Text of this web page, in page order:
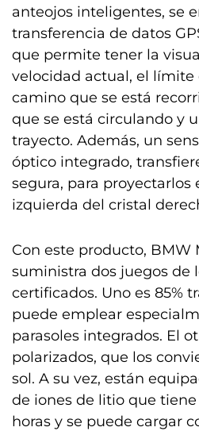
anteojos inteligentes, se
transferencia de datos
que permite tener la
velocidad actual, el límite
camino que se está
que se está circulando y
trayecto. Además, un
óptico integrado,
segura, para proyectarlos
izquierda del cristal
Con este producto,
suministra dos juegos de
certificados. Uno es 85%
puede emplear
parasoles integrados. El
polarizados, que los
sol. A su vez, están
de iones de litio que
horas y se puede cargar